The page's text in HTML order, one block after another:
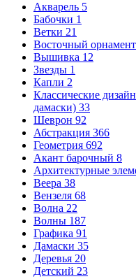
Акварель 5
Бабочки 1
Ветки 21
Восточный орнамент
Вышивка 12
Звезды 1
Капли 2
Классические
дамаски) 33
Шеврон 92
Абстракция 366
Геометрия 692
Акант барочный 8
Архитектурные
Веера 38
Вензеля 68
Волна 22
Волны 187
Графика 91
Дамаски 35
Деревья 20
Детский 23